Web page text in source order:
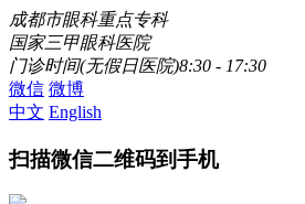
成都市眼科重点专科
国家三甲眼科医院
门诊时间(无假日医院)8:30 - 17:30
微信 微博
中文 English
扫描微信二维码到手机